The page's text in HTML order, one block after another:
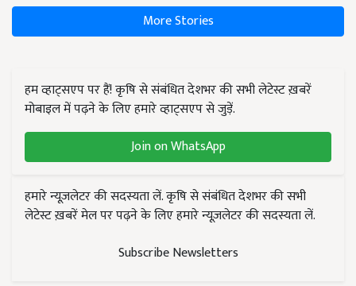
More Stories
हम व्हाट्सएप पर हैं! कृषि से संबंधित देशभर की सभी लेटेस्ट ख़बरें
मोबाइल में पढ़ने के लिए हमारे व्हाट्सएप से जुड़ें.
Join on WhatsApp
हमारे न्यूज़लेटर की सदस्यता लें. कृषि से संबंधित देशभर की सभी
लेटेस्ट ख़बरें मेल पर पढ़ने के लिए हमारे न्यूज़लेटर की सदस्यता लें.
Subscribe Newsletters